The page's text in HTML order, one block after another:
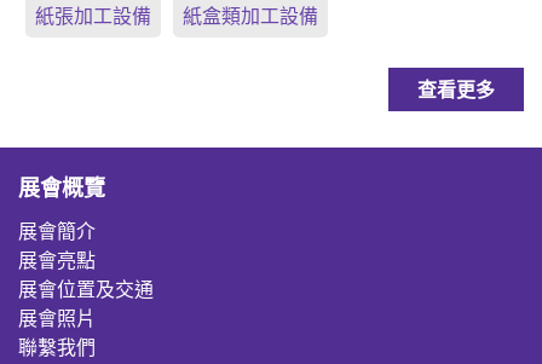
紙張加工設備 紙盒類加工設備
查看更多
展會概覽
展會簡介
展會亮點
展會位置及交通
展會照片
聯繫我們